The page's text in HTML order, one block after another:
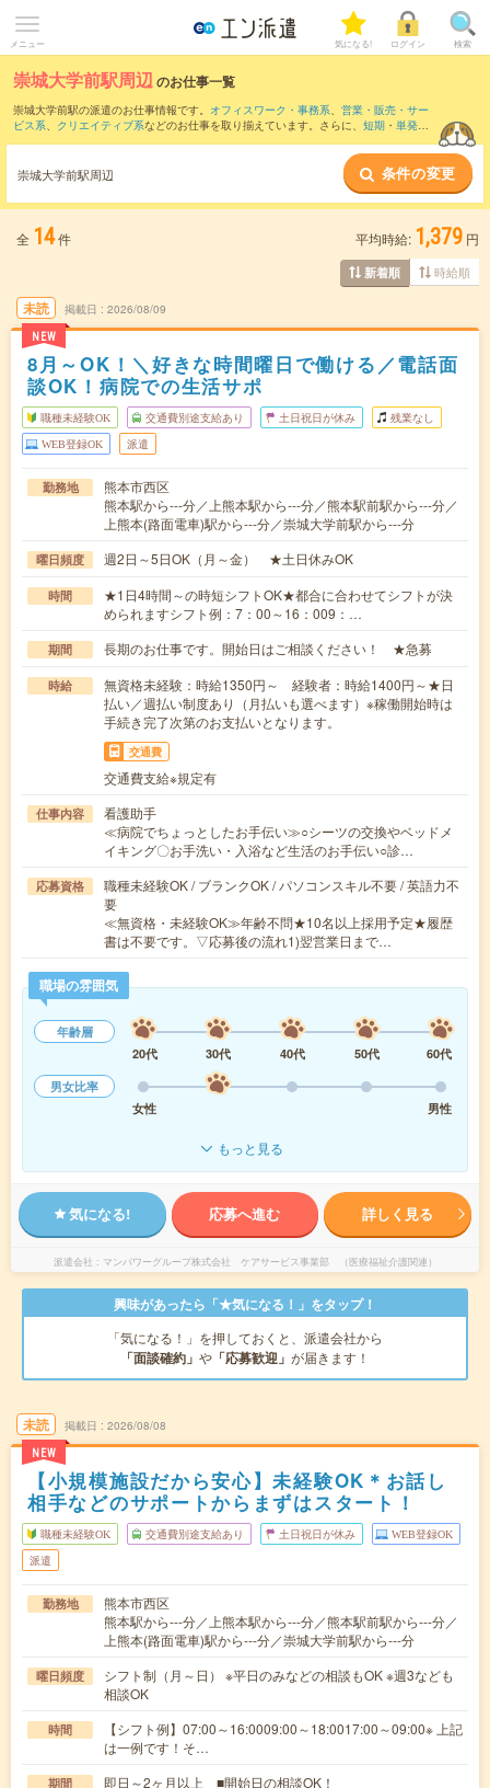
メニュー 気になる! ログイン 検索
崇城大学前駅周辺のお仕事一覧
崇城大学前駅の派遣のお仕事情報です。 オフィスワーク・事務系、 営業・販売・サー
ビス系、 クリエイティブ系などのお仕事を取り揃えています。さらに、 短期 ・ 単発な
また、光の森駅・辛島町駅
など近隣駅のお仕事もご
確認いただけます。
崇城大学前駅周辺 条件の変更
全 14件 平均時給: 1,379 円
新着順 時給順
未読
NEW
掲載日 2026/08/09
8月～OK！＼好きな時間曜日で働ける／電話面
談OK！病院での生活サポ
職種未経験OK 交通費別途支給あり 土日祝日が休み 残業なし
WEB登録OK 派遣
勤務地
熊本市西区
熊本駅から---分／上熊本駅から---分／熊本駅前駅から---分／
上熊本(路面電車)駅から---分／崇城大学前駅から---分
曜日頻度 週2日～5日OK（月～金） ★土日休みOK
時間
★1日4時間～の時短シフトOK★都合に合わせてシフトが決
められますシフト例：7：00～16：009：…
期間 長期のお仕事です。開始日はご相談ください！ ★急募
時給
無資格未経験：時給1350円～ 経験者：時給1400円～★日
払い／週払い制度あり（月払いも選べます）※稼働開始時は
手続き完了次第のお支払いとなります。
交通費
交通費支給※規定有
仕事内容
看護助手
≪病院でちょっとしたお手伝い≫○シーツの交換やベッドメ
イキング〇お手洗い・入浴など生活のお手伝い○診…
応募資格
職種未経験OK / ブランクOK / パソコンスキル不要 / 英語力不
要
≪無資格・未経験OK≫年齢不問★10名以上採用予定★履歴
書は不要です。▽応募後の流れ1)翌営業日まで…
職場の雰囲気
年齢層
20代
30代 40代 50代
60代
男女比率
女性
男性
もっと見る
気になる! 応募へ進む 詳しく見る
派遣会社 マンパワーグループ株式会社 ケアサービス事業部 （医療福祉介護関連）
興味があったら「★気になる！」をタップ！
「気になる！」を押しておくと、派遣会社から
「面談確約」 や 「応募歓迎」 が届きます！
未読
NEW
掲載日 2026/08/08
【小規模施設だから安心】未経験OK＊お話し
相手などのサポートからまずはスタート！
職種未経験OK 交通費別途支給あり 土日祝日が休み WEB登録OK
派遣
勤務地
熊本市西区
熊本駅から---分／上熊本駅から---分／熊本駅前駅から---分／
上熊本(路面電車)駅から---分／崇城大学前駅から---分
曜日頻度
シフト制（月～日） ※平日のみなどの相談もOK ※週3なども
相談OK
時間
【シフト例】07:00～16:0009:00～18:0017:00～09:00※ 上記
は一例です！そ…
期間 即日～2ヶ月以上 ■開始日の相談OK！